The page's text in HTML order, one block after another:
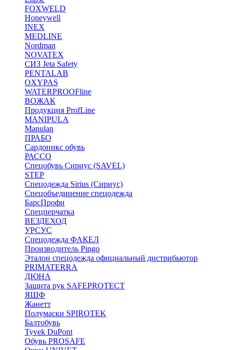
FOXWELD
Honeywell
INEX
MEDLINE
Nordman
NOVATEX
СИЗ Jeta Safety
PENTALAB
OXYPAS
WATERPROOFline
ВОЖАК
Продукция ProfLine
MANIPULA
Manulan
ПРАБО
Сардоникс обувь
РАССО
Спецобувь Сириус (SAVEL)
STEP
Спецодежда Sirius (Сириус)
Спецобъединение спецодежда
БарсПрофи
Спецперчатка
ВЕЗДЕХОД
УРСУС
Спецодежда ФАКЕЛ
Производитель Pingo
Эталон спецодежда официальный дистрибьютор
PRIMATERRA
ДЮНА
Защита рук SAFEPROTECT
ЯШФ
Жанетт
Полумаски SPIROTEK
Балтобувь
Tyvek DuPont
Обувь PROSAFE